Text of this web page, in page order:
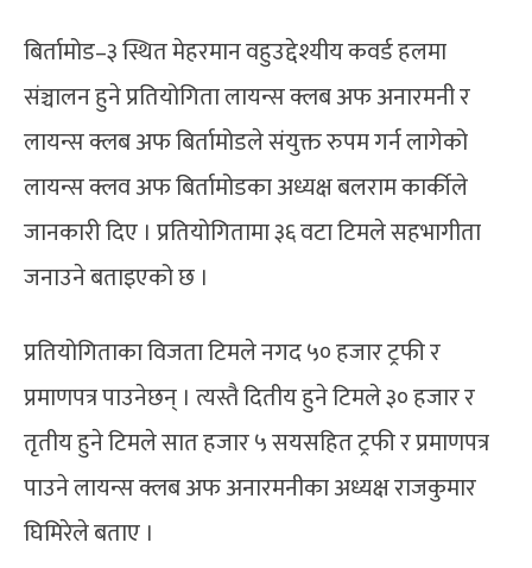
बिर्तामोड–३ स्थित मेहरमान वहुउद्देश्यीय कवर्ड हलमा
संञ्चालन हुने प्रतियोगिता लायन्स क्लब अफ अनारमनी र
लायन्स क्लब अफ बिर्तामोडले संयुक्त रुपम गर्न लागेको
लायन्स क्लव अफ बिर्तामोडका अध्यक्ष बलराम कार्कीले
जानकारी दिए । प्रतियोगितामा ३६ वटा टिमले सहभागीता
जनाउने बताइएको छ ।
प्रतियोगिताका विजता टिमले नगद ५० हजार ट्रफी र
प्रमाणपत्र पाउनेछन् । त्यस्तै दितीय हुने टिमले ३० हजार र
तृतीय हुने टिमले सात हजार ५ सयसहित ट्रफी र प्रमाणपत्र
पाउने लायन्स क्लब अफ अनारमनीका अध्यक्ष राजकुमार
घिमिरेले बताए ।